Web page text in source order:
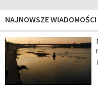
NAJNOWSZE WIADOMOŚCI